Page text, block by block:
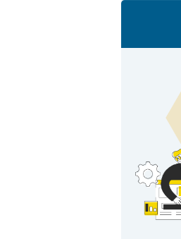
Language：日本語